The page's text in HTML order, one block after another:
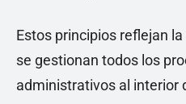
Estos principios reflejan
se gestionan todos los
administrativos al interior